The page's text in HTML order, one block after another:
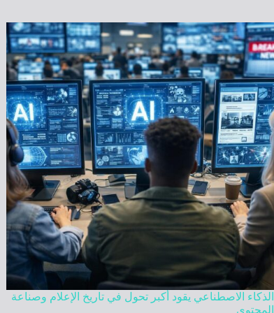
الذكاء الاصطناعي يقود أكبر تحول في تاريخ الإعلام وصناعة
المحتوى